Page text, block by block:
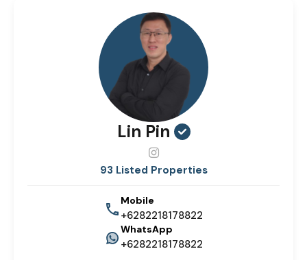
Lin Pin
93 Listed Properties
Mobile
+6282218178822
WhatsApp
+6282218178822